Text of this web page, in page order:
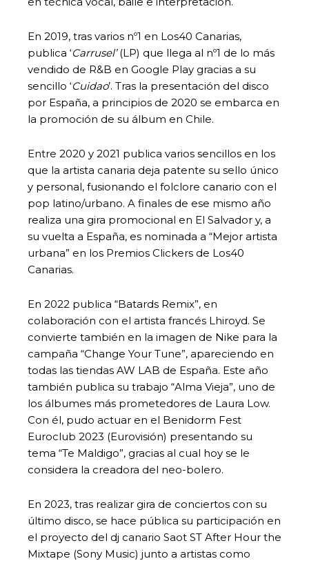
En 2019, tras varios nº1 en Los40 Canarias,
publica ‘Carrusel’(LP) que llega al nº1 de lo más
vendido de R&B en Google Play gracias a su
sencillo ‘Cuidao’. Tras la presentación del disco
por España, a principios de 2020 se embarca en
la promoción de su álbum en Chile.
Entre 2020 y 2021 publica varios sencillos en los
que la artista canaria deja patente su sello único
y personal, fusionando el folclore canario con el
pop latino/urbano. A finales de ese mismo año
realiza una gira promocional en El Salvador y, a
su vuelta a España, es nominada a “Mejor artista
urbana” en los Premios Clickers de Los40
Canarias.
En 2022 publica “Batards Remix”, en
colaboración con el artista francés Lhiroyd. Se
convierte también en la imagen de Nike para la
campaña “Change Your Tune”, apareciendo en
todas las tiendas AW LAB de España. Este año
también publica su trabajo “Alma Vieja”, uno de
los álbumes más prometedores de Laura Low.
Con él, pudo actuar en el Benidorm Fest
Euroclub 2023 (Eurovisión) presentando su
tema “Te Maldigo”, gracias al cual hoy se le
considera la creadora del neo-bolero.
En 2023, tras realizar gira de conciertos con su
último disco, se hace pública su participación en
el proyecto del dj canario Saot ST After Hour the
Mixtape (Sony Music) junto a artistas como